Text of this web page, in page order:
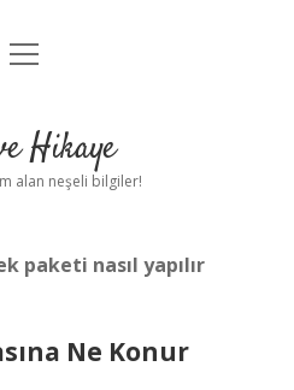
Uyarı
menüyü
Hikaye
alan neşeli bilgiler!
paketi nasıl yapılır
Ne Konur